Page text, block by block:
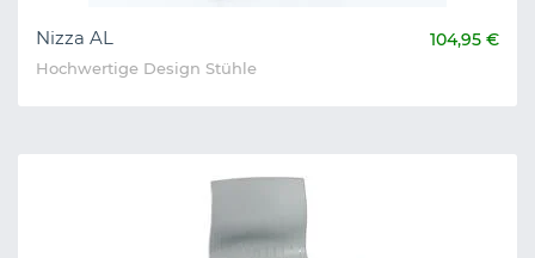
Nizza AL 104,95 €
Hochwertige Design Stühle